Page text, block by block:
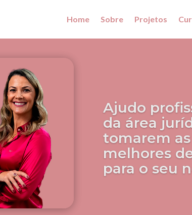
Home Sobre Projetos
Ajudo
da área
tomarem as
melhores
para o seu